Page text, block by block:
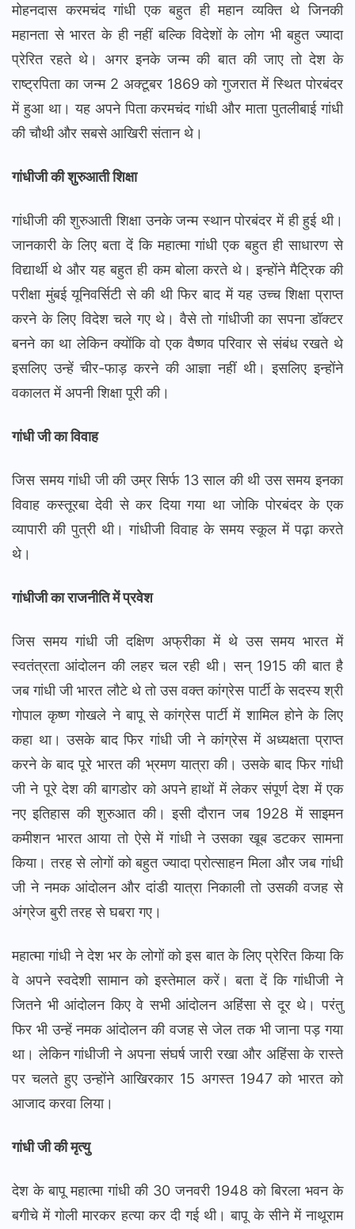
मोहनदास करमचंद गांधी एक बहुत ही महान व्यक्ति थे जिनकी
महानता से भारत के ही नहीं बल्कि विदेशों के लोग भी बहुत ज्यादा
प्रेरित रहते थे। अगर इनके जन्म की बात की जाए तो देश के
राष्ट्रपिता का जन्म 2 अक्टूबर 1869 को गुजरात में स्थित पोरबंदर
में हुआ था। यह अपने पिता करमचंद गांधी और माता पुतलीबाई गांधी
की चौथी और सबसे आखिरी संतान थे।
गांधीजी की शुरुआती शिक्षा
गांधीजी की शुरुआती शिक्षा उनके जन्म स्थान पोरबंदर में ही हुई थी।
जानकारी के लिए बता दें कि महात्मा गांधी एक बहुत ही साधारण से
विद्यार्थी थे और यह बहुत ही कम बोला करते थे। इन्होंने मैट्रिक की
परीक्षा मुंबई यूनिवर्सिटी से की थी फिर बाद में यह उच्च शिक्षा प्राप्त
करने के लिए विदेश चले गए थे। वैसे तो गांधीजी का सपना डॉक्टर
बनने का था लेकिन क्योंकि वो एक वैष्णव परिवार से संबंध रखते थे
इसलिए उन्हें चीर-फाड़ करने की आज्ञा नहीं थी। इसलिए इन्होंने
वकालत में अपनी शिक्षा पूरी की।
गांधी जी का विवाह
जिस समय गांधी जी की उम्र सिर्फ 13 साल की थी उस समय इनका
विवाह कस्तूरबा देवी से कर दिया गया था जोकि पोरबंदर के एक
व्यापारी की पुत्री थी। गांधीजी विवाह के समय स्कूल में पढ़ा करते
थे।
गांधीजी का राजनीति में प्रवेश
जिस समय गांधी जी दक्षिण अफ्रीका में थे उस समय भारत में
स्वतंत्रता आंदोलन की लहर चल रही थी। सन् 1915 की बात है
जब गांधी जी भारत लौटे थे तो उस वक्त कांग्रेस पार्टी के सदस्य श्री
गोपाल कृष्ण गोखले ने बापू से कांग्रेस पार्टी में शामिल होने के लिए
कहा था। उसके बाद फिर गांधी जी ने कांग्रेस में अध्यक्षता प्राप्त
करने के बाद पूरे भारत की भ्रमण यात्रा की। उसके बाद फिर गांधी
जी ने पूरे देश की बागडोर को अपने हाथों में लेकर संपूर्ण देश में एक
नए इतिहास की शुरुआत की। इसी दौरान जब 1928 में साइमन
कमीशन भारत आया तो ऐसे में गांधी ने उसका खूब डटकर सामना
किया। तरह से लोगों को बहुत ज्यादा प्रोत्साहन मिला और जब गांधी
जी ने नमक आंदोलन और दांडी यात्रा निकाली तो उसकी वजह से
अंग्रेज बुरी तरह से घबरा गए।
महात्मा गांधी ने देश भर के लोगों को इस बात के लिए प्रेरित किया कि
वे अपने स्वदेशी सामान को इस्तेमाल करें। बता दें कि गांधीजी ने
जितने भी आंदोलन किए वे सभी आंदोलन अहिंसा से दूर थे। परंतु
फिर भी उन्हें नमक आंदोलन की वजह से जेल तक भी जाना पड़ गया
था। लेकिन गांधीजी ने अपना संघर्ष जारी रखा और अहिंसा के रास्ते
पर चलते हुए उन्होंने आखिरकार 15 अगस्त 1947 को भारत को
आजाद करवा लिया।
गांधी जी की मृत्यु
देश के बापू महात्मा गांधी की 30 जनवरी 1948 को बिरला भवन के
बगीचे में गोली मारकर हत्या कर दी गई थी। बापू के सीने में नाथूराम